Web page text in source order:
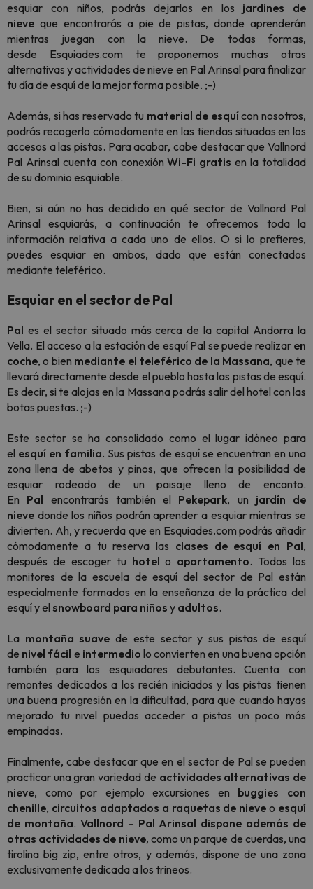
esquiar con niños, podrás dejarlos en los jardines de
nieve que encontrarás a pie de pistas, donde aprenderán
mientras juegan con la nieve. De todas formas,
desde Esquiades.com te proponemos muchas otras
alternativas y actividades de nieve en Pal Arinsal para finalizar
tu día de esquí de la mejor forma posible. ;-)
Además, si has reservado tu material de esquícon nosotros,
podrás recogerlo cómodamente en las tiendas situadas en los
accesos a las pistas. Para acabar, cabe destacar que Vallnord
Pal Arinsal cuenta con conexiónWi-Fi gratis en la totalidad
de su dominio esquiable.
Bien, si aún no has decidido en qué sector de Vallnord Pal
Arinsal esquiarás, a continuación te ofrecemos toda la
información relativa a cada uno de ellos. O si lo prefieres,
puedes esquiar en ambos, dado que están conectados
mediante teleférico.
Esquiar en el sector de Pal
Pal es el sector situado más cerca de la capital Andorra la
Vella. El acceso a la estación de esquí Pal se puede realizar en
coche, o bien mediante el teleférico de la Massana, que te
llevará directamente desde el pueblo hasta las pistas de esquí.
Es decir, si te alojas en la Massana podrás salir del hotel con las
botas puestas. ;-)
Este sector se ha consolidado como el lugar idóneo para
el esquí en familia. Sus pistas de esquí se encuentran en una
zona llena de abetos y pinos, que ofrecen la posibilidad de
esquiar rodeado de un paisaje lleno de encanto.
En Pal encontrarás también el Pekepark, un jardín de
nieve donde los niños podrán aprender a esquiar mientras se
divierten. Ah, y recuerda que en Esquiades.com podrás añadir
cómodamente a tu reserva las clases de esquí en Pal,
después de escoger tu hotelo apartamento. Todos los
monitores de la escuela de esquí del sector de Pal están
especialmente formados en la enseñanza de la práctica del
esquí y el snowboard para niños y adultos.
La montaña suavede este sector y sus pistas de esquí
de nivel fácil e intermedio lo convierten en una buena opción
también para los esquiadores debutantes. Cuenta con
remontes dedicados a los recién iniciados y las pistas tienen
una buena progresión en la dificultad, para que cuando hayas
mejorado tu nivel puedas acceder a pistas un poco más
empinadas.
Finalmente, cabe destacar que en el sector de Pal se pueden
practicar una gran variedad de actividades alternativas de
nieve, como por ejemplo excursiones en buggies con
chenille, circuitos adaptados a raquetas de nieve o esquí
de montaña. Vallnord – Pal Arinsal dispone además de
otras actividades de nieve, como un parque de cuerdas, una
tirolina big zip, entre otros, y además, dispone de una zona
exclusivamente dedicada a los trineos.